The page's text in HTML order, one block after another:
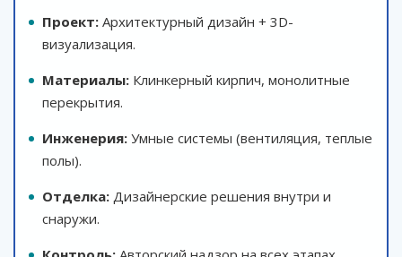
Проект: Архитектурный дизайн + 3D-
визуализация.
Материалы: Клинкерный кирпич, монолитные
перекрытия.
Инженерия: Умные системы (вентиляция, теплые
полы).
Отделка: Дизайнерские решения внутри и
снаружи.